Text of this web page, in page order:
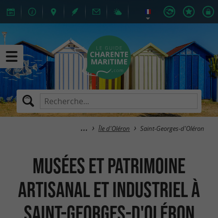
Île d'Oléron Saint-Georges-d'Oléron
Musées et Patrimoine
artisanal et industriel à
Saint-Georges-d'Oléron